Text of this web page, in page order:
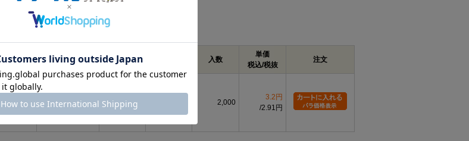
トは在庫がある商品を表示しております。
表面 サイズ バラ売り 入数
単価
税込/税抜
注文
(黒)
3 X 8 2,000
3.2円
2.91円